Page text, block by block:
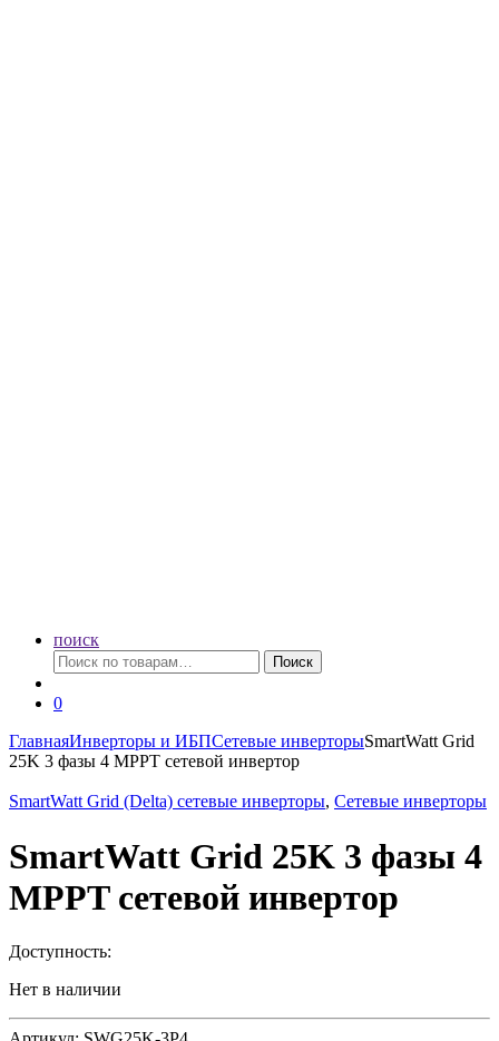
поиск
Искать:
Поиск
0
ГлавнаяИнверторы и ИБПСетевые инверторыSmartWatt Grid
25K 3 фазы 4 MPPT сетевой инвертор
SmartWatt Grid (Delta) сетевые инверторы, Сетевые инверторы
SmartWatt Grid 25K 3 фазы 4
MPPT сетевой инвертор
Доступность:
Нет в наличии